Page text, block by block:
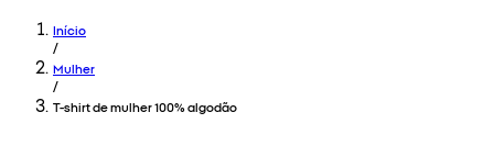
Início
/
Mulher
/
T-shirt de mulher 100% algodão